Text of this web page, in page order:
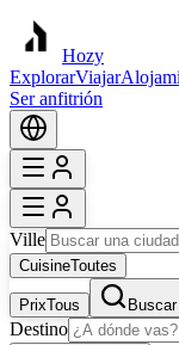
Hozy
ExplorarViajar
Ser anfitrión
Ville
CuisineToutes
PrixTous Buscar
Destino